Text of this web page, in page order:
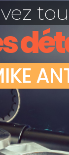
de frein
IKEAN